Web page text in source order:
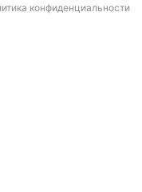
конфиденциальности